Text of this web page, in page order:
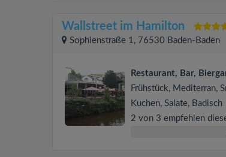
Wallstreet im Hamilton
Sophienstraße 1, 76530 Baden-Baden
Restaurant, Bar,
Frühstück, Mediterran,
Kuchen, Salate, Badisch
2 von 3 empfehlen